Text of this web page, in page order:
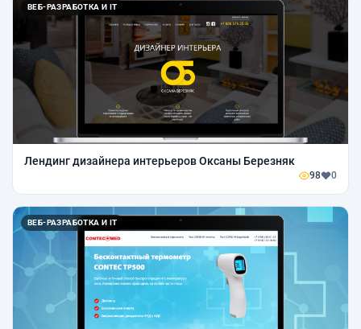
ВЕБ-РАЗРАБОТКА И IT
Лендинг дизайнера интерьеров Оксаны Березняк
98 0
ВЕБ-РАЗРАБОТКА И IT